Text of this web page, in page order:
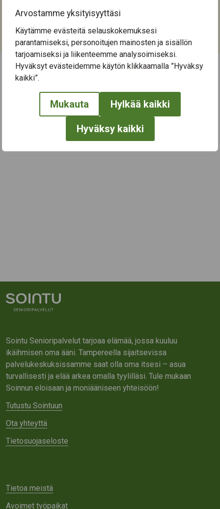
Arvostamme yksityisyyttäsi
Käytämme evästeitä selauskokemuksesi
parantamiseksi, personoitujen mainosten ja sisällön
tarjoamiseksi ja liikenteemme analysoimiseksi.
Hyväksyt evästeidemme käytön klikkaamalla ”Hyväksy
kaikki”.
Mukauta Hylkää kaikki
Hyväksy kaikki
Kategoriat:
Liikunta
Sointu Senioripalvelut tarjoaa elämää, jossa kuuluu
ikäihmisen oma ääni. Tampereella sijaitsevissa
palvelukeskuksissamme saat olla oma itsesi – asua
turvallisesti ja elää arkea omalla tyylilläsi. Tule mukaan
Soinnun eloisaan ja moniääniseen yhteisöön!
Tutustu Sointuun
Ota yhteyttä
Tietosuojaseloste
Tietoa meistä
Avoimet työpaikat